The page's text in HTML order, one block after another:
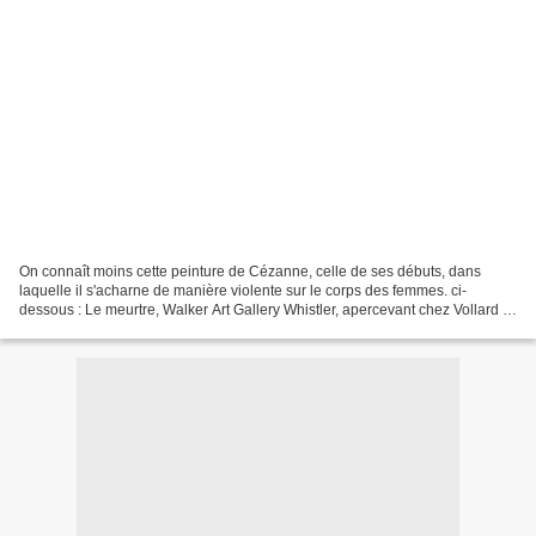
On connaît moins cette peinture de Cézanne, celle de ses débuts, dans
laquelle il s'acharne de manière violente sur le corps des femmes. ci-
dessous : Le meurtre, Walker Art Gallery Whistler, apercevant chez Vollard le